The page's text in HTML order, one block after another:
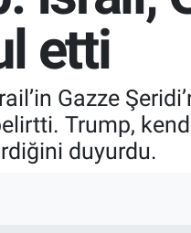
etti
Gazze
Trump,
duyurdu.